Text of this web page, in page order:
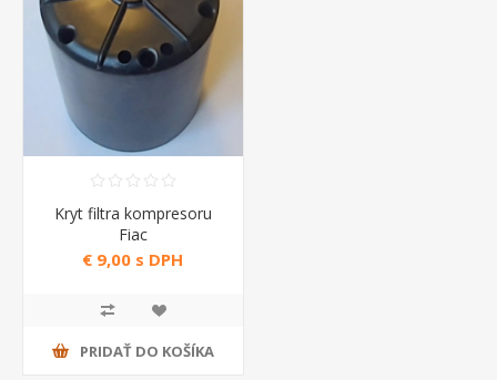
Kryt filtra kompresoru
Fiac
€ 9,00 s DPH
PRIDAŤ DO KOŠÍKA